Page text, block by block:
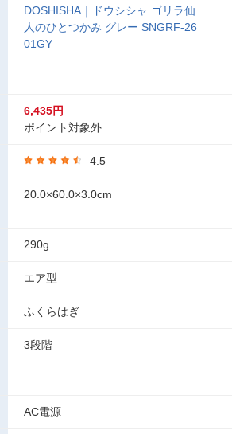
DOSHISHA｜ドウシシャ ゴリラ仙
人のひとつかみ グレー SNGRF-26
01GY
6,435円
ポイント対象外
4.5
20.0×60.0×3.0cm
290g
エア型
ふくらはぎ
3段階
AC電源